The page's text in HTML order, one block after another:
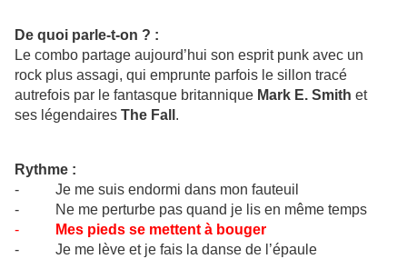
De quoi parle-t-on ? :
Le combo partage aujourd’hui son esprit punk avec un
rock plus assagi, qui emprunte parfois le sillon tracé
autrefois par le fantasque britannique Mark E. Smith et
ses légendaires The Fall .
Rythme :
- Je me suis endormi dans mon fauteuil
- Ne me perturbe pas quand je lis en même temps
-
Mes pieds se mettent à bouger
- Je me lève et je fais la danse de l’épaule